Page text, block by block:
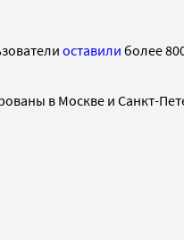
оставили более
в Москве и Санкт-